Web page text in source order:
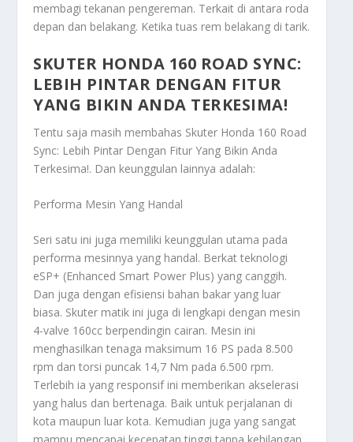
membagi tekanan pengereman. Terkait di antara roda
depan dan belakang. Ketika tuas rem belakang di tarik.
SKUTER HONDA 160 ROAD SYNC:
LEBIH PINTAR DENGAN FITUR
YANG BIKIN ANDA TERKESIMA!
Tentu saja masih membahas Skuter Honda 160 Road
Sync: Lebih Pintar Dengan Fitur Yang Bikin Anda
Terkesima!. Dan keunggulan lainnya adalah:
Performa Mesin Yang Handal
Seri satu ini juga memiliki keunggulan utama pada
performa mesinnya yang handal. Berkat teknologi
eSP+ (Enhanced Smart Power Plus) yang canggih.
Dan juga dengan efisiensi bahan bakar yang luar
biasa. Skuter matik ini juga di lengkapi dengan mesin
4-valve 160cc berpendingin cairan. Mesin ini
menghasilkan tenaga maksimum 16 PS pada 8.500
rpm dan torsi puncak 14,7 Nm pada 6.500 rpm.
Terlebih ia yang responsif ini memberikan akselerasi
yang halus dan bertenaga. Baik untuk perjalanan di
kota maupun luar kota. Kemudian juga yang sangat